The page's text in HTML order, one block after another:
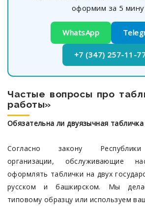
оформим за 5
WhatsApp
+7 (347) 257-11-
Частые вопросы про
работы»
Обязательна ли двуязычная
Согласно закону
организации, обслуживающие
оформлять таблички на двух
русском и башкирском. Мы
типовому образцу или используем